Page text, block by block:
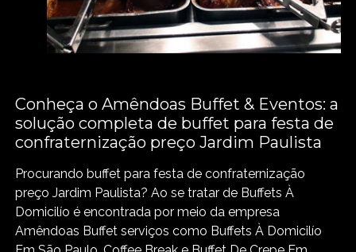
Conheça o Amêndoas Buffet & Eventos: a
solução completa de buffet para festa de
confraternização preço Jardim Paulista
Procurando buffet para festa de confraternização
preço Jardim Paulista? Ao se tratar de Buffets À
Domicilío é encontrada por meio da empresa
Amêndoas Buffet serviços como Buffets À Domicilío